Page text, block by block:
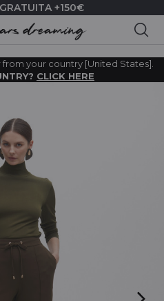
+150€
your country [United States].
CLICK HERE